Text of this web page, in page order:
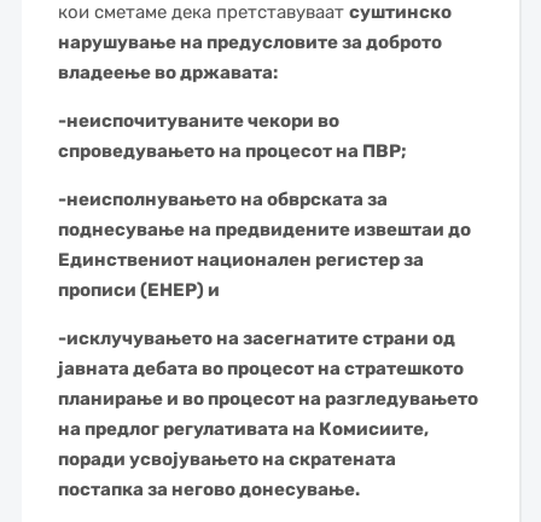
кои сметаме дека претставуваат суштинско
нарушување на предусловите за доброто
владеење во државата:
-неиспочитуваните чекори во
спроведувањето на процесот на ПВР;
-неисполнувањето на обврската за
поднесување на предвидените извештаи до
Единствениот национален регистер за
прописи (ЕНЕР) и
-исклучувањето на засегнатите страни од
јавната дебата во процесот на стратешкото
планирање и во процесот на разгледувањето
на предлог регулативата на Комисиите,
поради усвојувањето на скратената
постапка за негово донесување.